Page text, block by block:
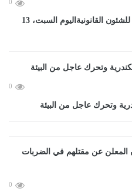
0
وكيل صحة الفيوم تحيل بعض الأطباء للشئون القانونيةاليوم السبت، 13
0
وتحرك عاجل من البيئة
0